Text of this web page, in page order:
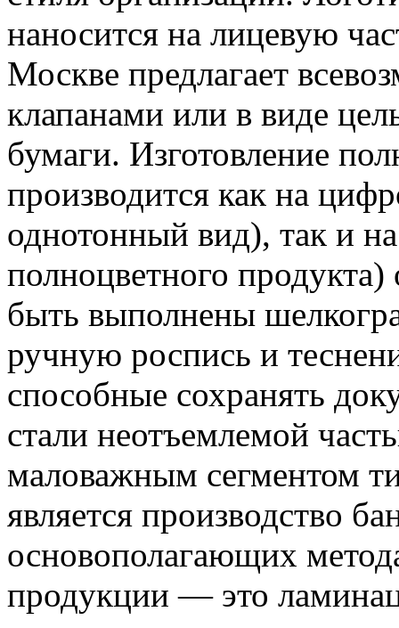
наносится на лицевую
Москве предлагает
клапанами или в виде
бумаги. Изготовление
производится как на
однотонный вид), так и
полноцветного
быть выполнены
ручную роспись и
способные сохранять
стали неотъемлемой
маловажным сегментом
является производство
основополагающих
продукции — это